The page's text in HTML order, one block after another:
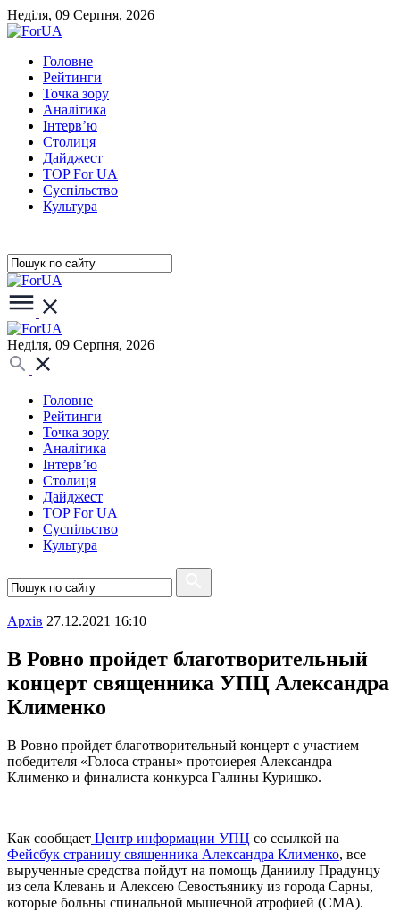
Неділя, 09 Серпня, 2026
Головне
Рейтинги
Точка зору
Аналітика
Інтерв’ю
Столиця
Дайджест
TOP For UA
Суспiльство
Культура
Неділя, 09 Серпня, 2026
Головне
Рейтинги
Точка зору
Аналітика
Інтерв’ю
Столиця
Дайджест
TOP For UA
Суспiльство
Культура
Архiв 27.12.2021 16:10
В Ровно пройдет благотворительный
концерт священника УПЦ Александра
Клименко
В Ровно пройдет благотворительный концерт с участием
победителя «Голоса страны» протоиерея Александра
Клименко и финалиста конкурса Галины Куришко.
Как сообщает Центр информации УПЦ со ссылкой на
Фейсбук страницу священника Александра Клименко, все
вырученные средства пойдут на помощь Даниилу Прадунцу
из села Клевань и Алексею Севостьянику из города Сарны,
которые больны спинальной мышечной атрофией (СМА).